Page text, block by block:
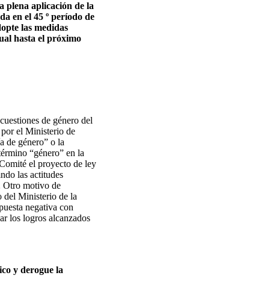
plena aplicación de la
en el 45 º período de
las medidas
hasta el próximo
de género del
el Ministerio de
de género” o la
“género” en la
el proyecto de ley
las actitudes
Otro motivo de
del Ministerio de la
negativa con
los logros alcanzados
y derogue la